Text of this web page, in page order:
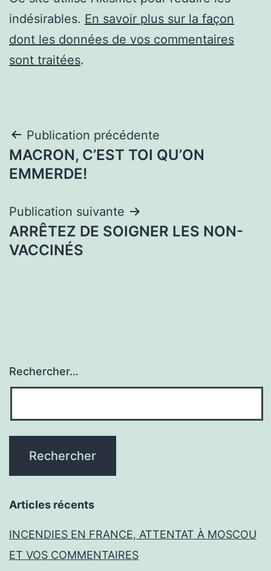
indésirables. En savoir plus sur la façon
dont les données de vos commentaires
sont traitées.
Navigation
de
Publication précédente
MACRON, C’EST TOI QU’ON
EMMERDE!
Publication suivante
ARRÊTEZ DE SOIGNER LES NON-
VACCINÉS
Rechercher…
Articles récents
INCENDIES EN FRANCE, ATTENTAT À MOSCOU
ET VOS COMMENTAIRES